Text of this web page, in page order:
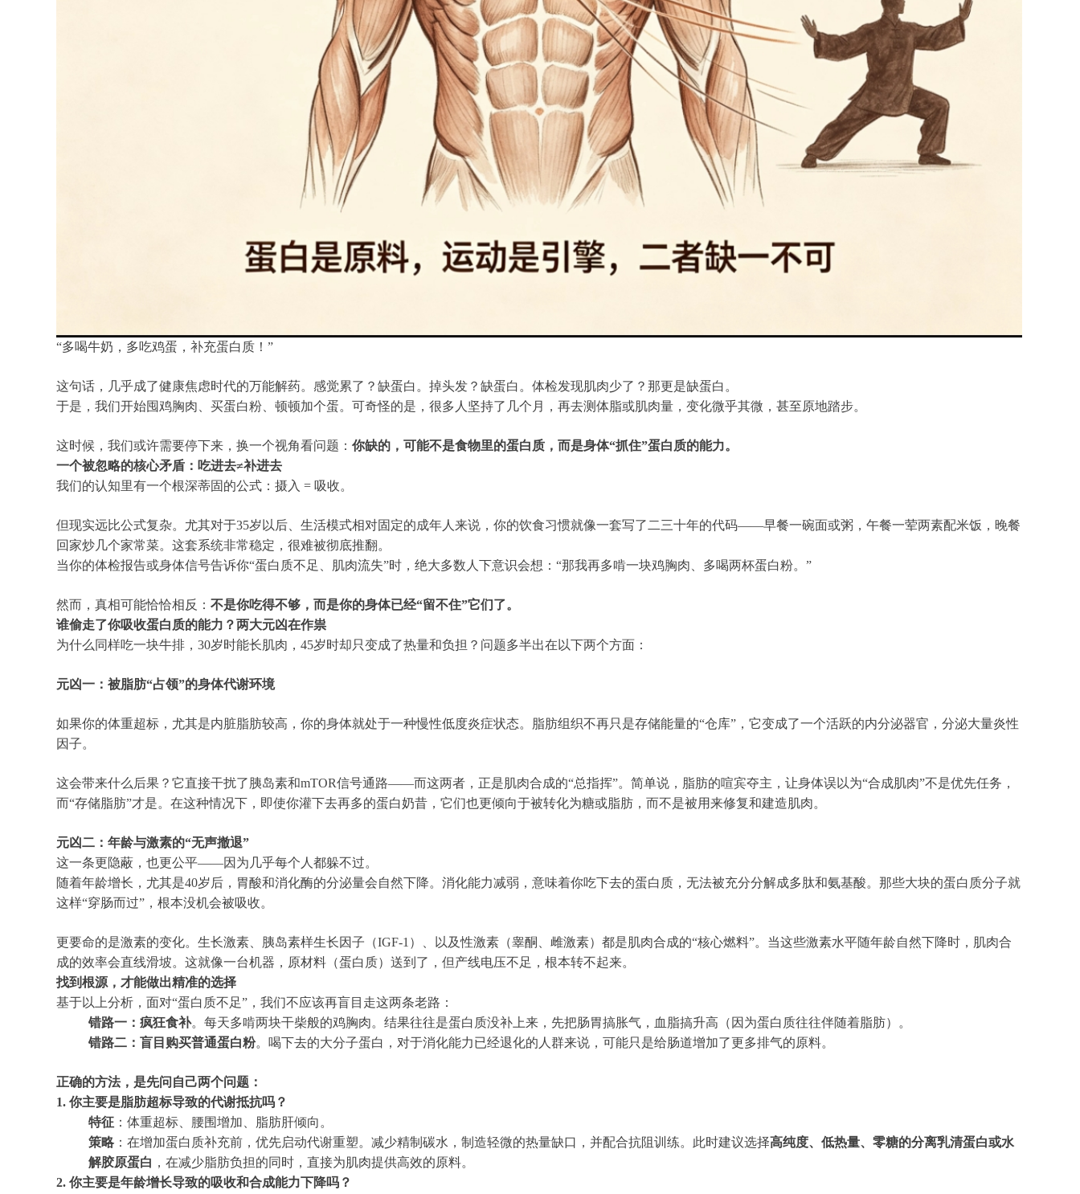
“多喝牛奶，多吃鸡蛋，补充蛋白质！”
这句话，几乎成了健康焦虑时代的万能解药。感觉累了？缺蛋白。掉头发？缺蛋白。体检发现肌肉少了？那更是缺蛋白。
于是，我们开始囤鸡胸肉、买蛋白粉、顿顿加个蛋。可奇怪的是，很多人坚持了几个月，再去测体脂或肌肉量，变化微乎其微，甚至原地踏步。
这时候，我们或许需要停下来，换一个视角看问题： 你缺的，可能不是食物里的蛋白质，而是身体“抓住”蛋白质的能力。
一个被忽略的核心矛盾： 吃进去≠补进去
我们的认知里有一个根深蒂固的公式：摄入 = 吸收。
但现实远比公式复杂。尤其对于35岁以后、生活模式相对固定的成年人来说，你的饮食习惯就像一套写了二三十年的代码——早餐一碗面或粥，午餐一荤两素配米饭，晚餐
回家炒几个家常菜。这套系统非常稳定，很难被彻底推翻。
当你的体检报告或身体信号告诉你“蛋白质不足、肌肉流失”时，绝大多数人下意识会想：“那我再多啃一块鸡胸肉、多喝两杯蛋白粉。”
然而，真相可能恰恰相反： 不是你吃得不够，而是你的身体已经“留不住”它们了。
谁偷走了你吸收蛋白质的能力 ？两大元凶在作祟
为什么同样吃一块牛排，30岁时能长肌肉，45岁时却只变成了热量和负担？问题多半出在以下两个方面：
元凶一：被脂肪“占领”的身体代谢环境
如果你的体重超标，尤其是内脏脂肪较高，你的身体就处于一种慢性低度炎症状态。脂肪组织不再只是存储能量的“仓库”，它变成了一个活跃的内分泌器官，分泌大量炎性
因子。
这会带来什么后果？它直接干扰了胰岛素和mTOR信号通路——而这两者，正是肌肉合成的“总指挥”。简单说，脂肪的喧宾夺主，让身体误以为“合成肌肉”不是优先任务，
而“存储脂肪”才是。在这种情况下，即使你灌下去再多的蛋白奶昔，它们也更倾向于被转化为糖或脂肪，而不是被用来修复和建造肌肉。
元凶二：年龄与激素的“无声撤退”
这一条更隐蔽，也更公平——因为几乎每个人都躲不过。
随着年龄增长，尤其是40岁后，胃酸和消化酶的分泌量会自然下降。消化能力减弱，意味着你吃下去的蛋白质，无法被充分分解成多肽和氨基酸。那些大块的蛋白质分子就
这样“穿肠而过”，根本没机会被吸收。
更要命的是激素的变化。生长激素、胰岛素样生长因子（IGF-1）、以及性激素（睾酮、雌激素）都是肌肉合成的“核心燃料”。当这些激素水平随年龄自然下降时，肌肉合
成的效率会直线滑坡。这就像一台机器，原材料（蛋白质）送到了，但产线电压不足，根本转不起来。
找到根源 ，才能做出精准的选择
基于以上分析，面对“蛋白质不足”，我们不应该再盲目走这两条老路：
错路一：疯狂食补。每天多啃两块干柴般的鸡胸肉。结果往往是蛋白质没补上来，先把肠胃搞胀气，血脂搞升高（因为蛋白质往往伴随着脂肪）。
错路二：盲目购买普通蛋白粉。喝下去的大分子蛋白，对于消化能力已经退化的人群来说，可能只是给肠道增加了更多排气的原料。
正确的方法，是先问自己两个问题：
1. 你主要是脂肪超标导致的代谢抵抗吗？
特征 ：体重超标、腰围增加、脂肪肝倾向。
策略 ：在增加蛋白质补充前，优先启动代谢重塑。减少精制碳水，制造轻微的热量缺口，并配合抗阻训练。此时建议选择高纯度、低热量、零糖的分离乳清蛋白或水
解胶原蛋白 ，在减少脂肪负担的同时，直接为肌肉提供高效的原料。
2. 你主要是年龄增长导致的吸收和合成能力下降吗？